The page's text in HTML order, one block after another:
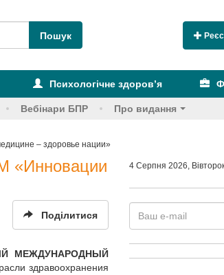
Психологічне здоров’я
Вебінари БПР Про видання
– здоровье нации»
Поділитися
МЕЖДУНАРОДНЫЙ
здравоохранения
4 Серпня 2026,